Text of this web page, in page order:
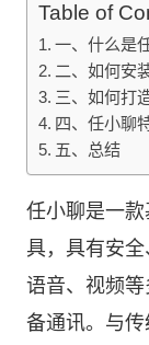
Table of
一、什么是
二、如何安
三、如何打
四、任小聊
五、总结
任小聊是一
具，具有安全
语音、视频
备通讯。与